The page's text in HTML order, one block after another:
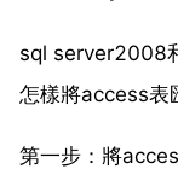
sql server2008
怎樣將access
第一步：將